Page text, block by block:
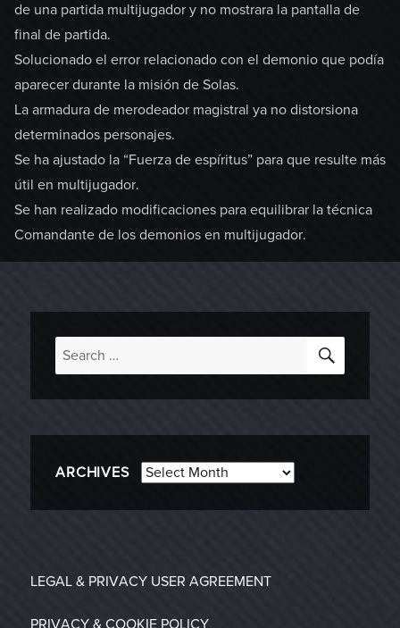
de una partida multijugador y no mostrara la pantalla de
final de partida.
Solucionado el error relacionado con el demonio que podía
aparecer durante la misión de Solas.
La armadura de merodeador magistral ya no distorsiona
determinados personajes.
Se ha ajustado la “Fuerza de espíritus” para que resulte más
útil en multijugador.
Se han realizado modificaciones para equilibrar la técnica
Comandante de los demonios en multijugador.
Search
for:
ARCHIVES Archives
LEGAL & PRIVACY USER AGREEMENT
PRIVACY & COOKIE POLICY